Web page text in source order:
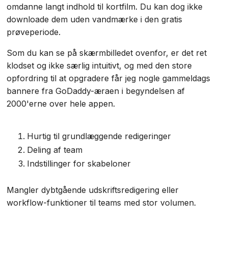
omdanne langt indhold til kortfilm. Du kan dog ikke
downloade dem uden vandmærke i den gratis
prøveperiode.
Som du kan se på skærmbilledet ovenfor, er det ret
klodset og ikke særlig intuitivt, og med den store
opfordring til at opgradere får jeg nogle gammeldags
bannere fra GoDaddy-æraen i begyndelsen af
2000'erne over hele appen.
Hurtig til grundlæggende redigeringer
Deling af team
Indstillinger for skabeloner
Mangler dybtgående udskriftsredigering eller
workflow-funktioner til teams med stor volumen.